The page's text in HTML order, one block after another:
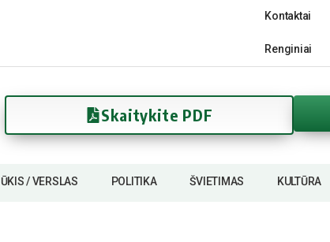
Kontaktai
Renginiai
Skaitykite PDF
ŪKIS / VERSLAS POLITIKA ŠVIETIMAS KULTŪRA